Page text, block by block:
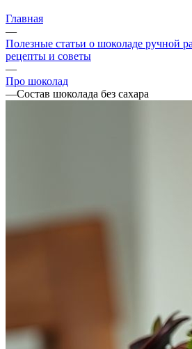
Главная
—
Полезные статьи о шоколаде ручной
рецепты и советы
—
Про шоколад
—Состав шоколада без сахара